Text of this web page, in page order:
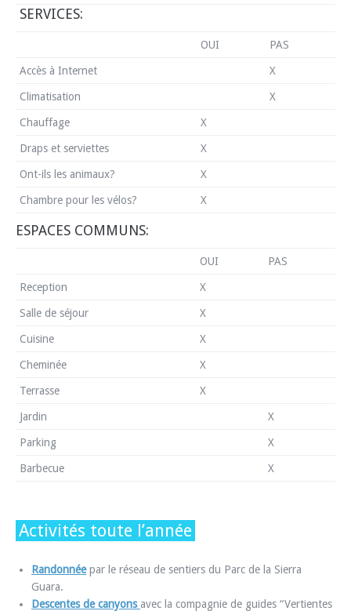
SERVICES:
OUI PAS
Accès à Internet X
Climatisation X
Chauffage X
Draps et serviettes X
Ont-ils les animaux? X
Chambre pour les vélos? X
ESPACES COMMUNS:
OUI PAS
Reception X
Salle de séjour X
Cuisine X
Cheminée X
Terrasse X
Jardin X
Parking X
Barbecue X
Activités toute l’année
Randonnéepar le réseau de sentiers du Parc de la Sierra
Guara.
Descentes de canyons avec la compagnie de guides “Vertientes